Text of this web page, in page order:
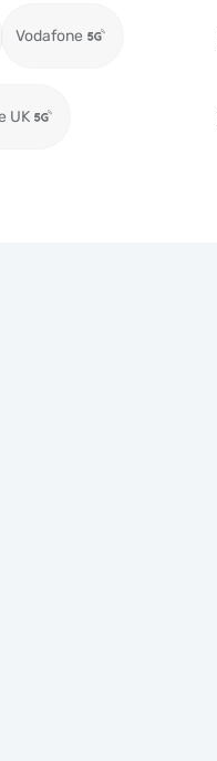
Vodafone
UK